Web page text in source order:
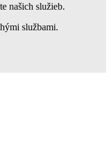
našich služieb.
službami.